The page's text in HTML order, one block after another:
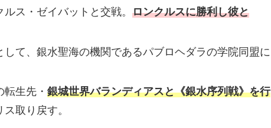
ス・ゼイバットと交戦。 ロンクルスに勝利し彼と
て、銀水聖海の機関であるパブロヘダラの学院同盟に
生先・ 銀城世界バランディアスと《銀水序列戦》を行
ス取り戻す。